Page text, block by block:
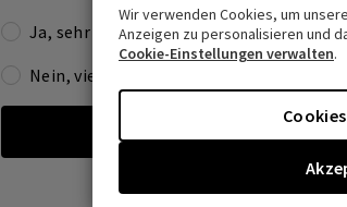
Ja, sehr gerne
Nein, vielen Dank
Wir verwenden Cookies, um
Anzeigen zu personalisieren und
Cookie-Einstellungen verwalten.